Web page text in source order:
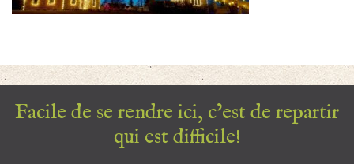
Facile de se rendre ici, c’est de repartir
qui est difficile!